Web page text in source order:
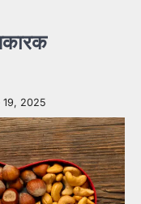
19, 2025